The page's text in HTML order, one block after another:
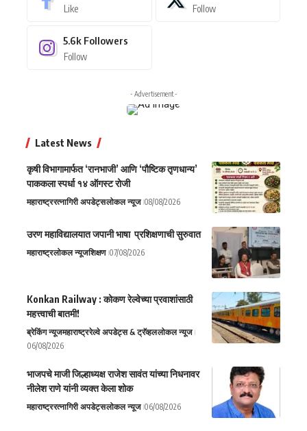
Like Follow
5.6k Followers
Follow
- Advertisement -
Latest News
कृषी विभागामार्फत ‘रानभाजी’ आणि ‘पौष्टिक तृणधान्य’
पाककला स्पर्धा १४ ऑगस्ट रोजी
महाराष्ट्ररत्नागिरी अपडेट्सलोकल न्यूज 08/08/2026
उरण महाविद्यालयात जपानी भाषा प्रशिक्षणाची सुरुवात
महाराष्ट्रलोकल न्यूजशिक्षण 07/08/2026
Konkan Railway : कोकण रेल्वेच्या प्रवाशांसाठी
महत्त्वाची बातमी!
ब्रेकिंग न्यूजमहाराष्ट्ररेल्वे अपडेट्स & ट्रॅव्हललोकल न्यूज
06/08/2026
भाजपचे माजी जिल्हाध्यक्ष राजेश सावंत यांच्या निधनावर
नीलेश राणे यांनी व्यक्त केला शोक
महाराष्ट्ररत्नागिरी अपडेट्सलोकल न्यूज 06/08/2026